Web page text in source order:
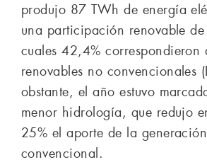
produjo 87 TWh de energía
una participación renovable
cuales 42,4% correspondieron
renovables no convencionales
obstante, el año estuvo
menor hidrología, que redujo
25% el aporte de la
convencional.